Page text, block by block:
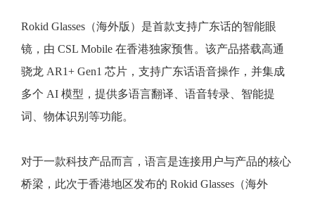
Rokid Glasses（海外版）是首款支持广东话的智能眼
镜，由 CSL Mobile 在香港独家预售。该产品搭载高通
骁龙 AR1+ Gen1 芯片，支持广东话语音操作，并集成
多个 AI 模型，提供多语言翻译、语音转录、智能提
词、物体识别等功能。
对于一款科技产品而言，语言是连接用户与产品的核心
桥梁，此次于香港地区发布的 Rokid Glasses（海外